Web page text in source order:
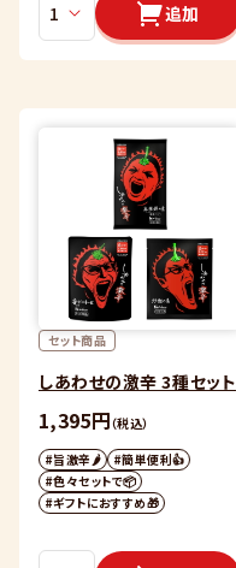
追加
セット商品
しあわせの激辛 3種セット
1,395円（税込）
#旨激辛🌶
#簡単便利👍
#色々セットで📦
#ギフトにおすすめ🎁